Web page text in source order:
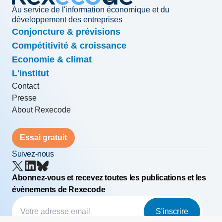
Au service de l'information économique et du
développement des entreprises
Conjoncture & prévisions
Compétitivité & croissance
Economie & climat
L'institut
Contact
Presse
About Rexecode
Essai gratuit
Suivez-nous
Abonnez-vous et recevez toutes les publications et les
évènements de Rexecode
S'inscrire